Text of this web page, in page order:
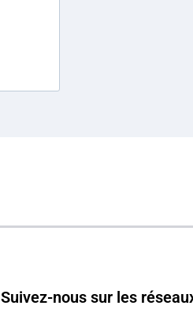
Suivez-nous sur les